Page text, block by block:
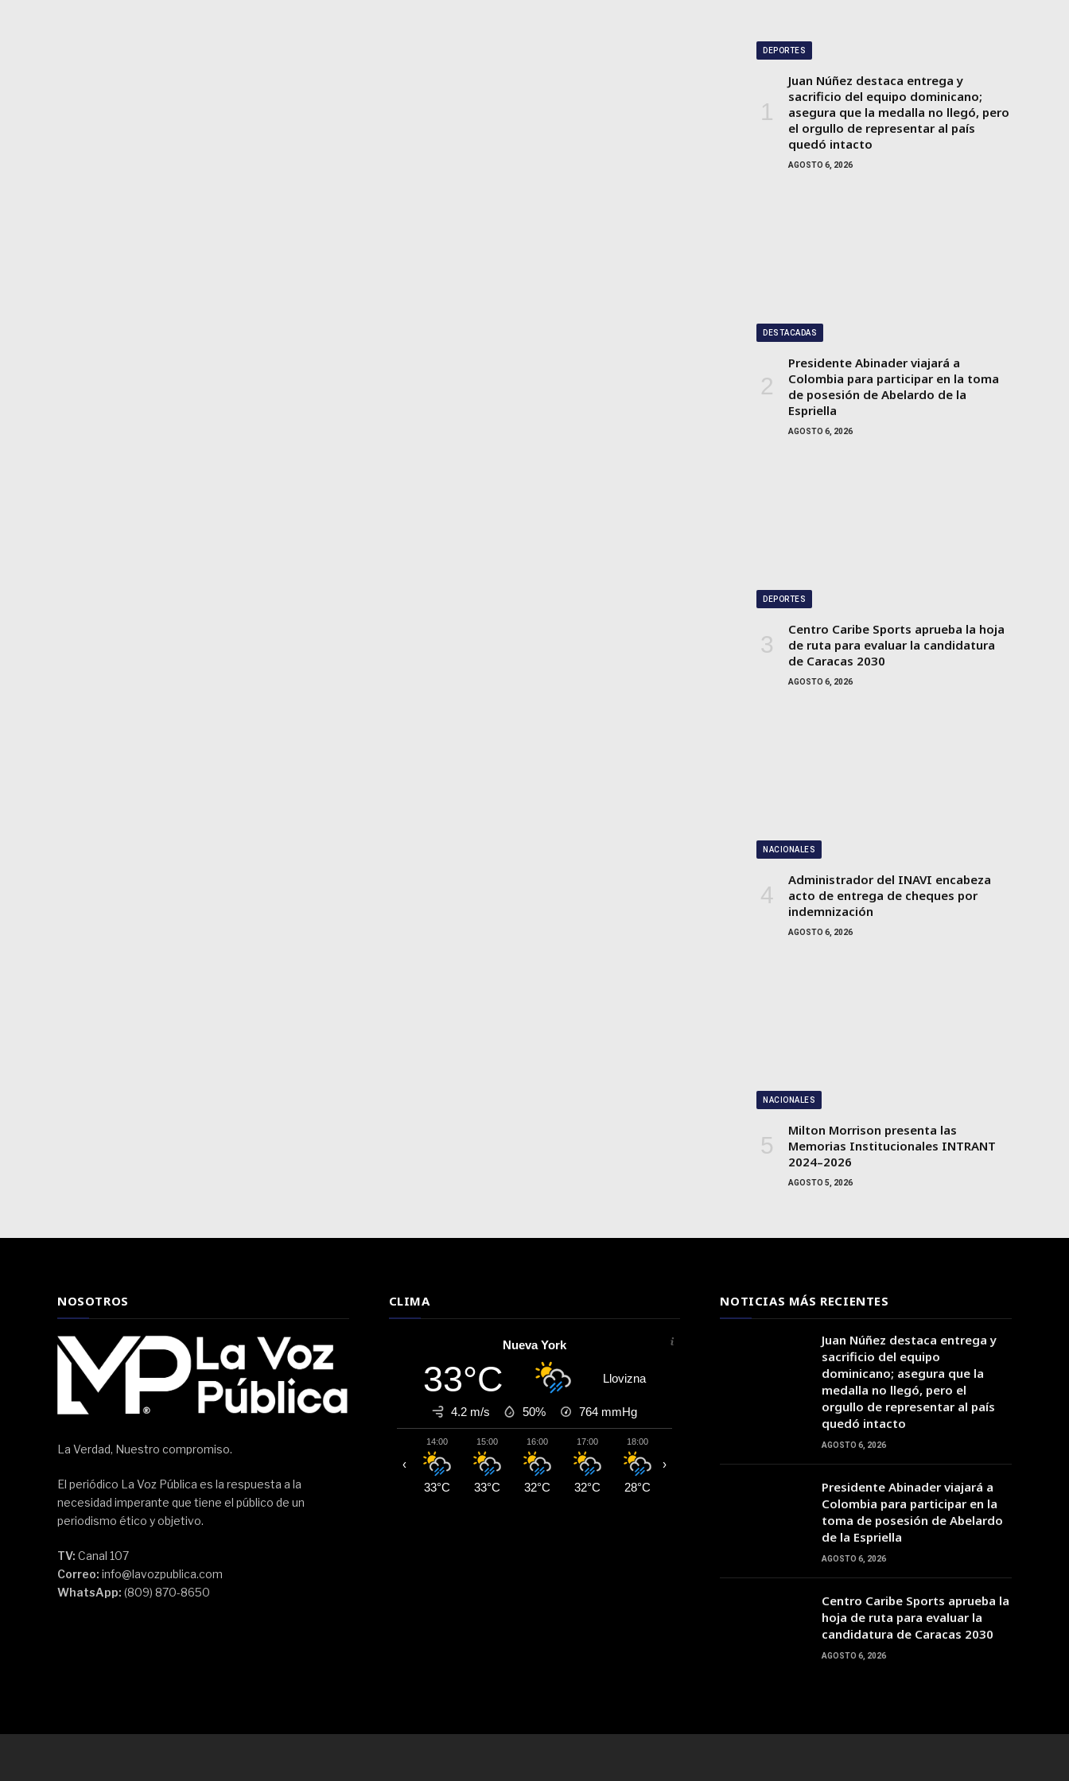
DEPORTES
Juan Núñez destaca entrega y
sacrificio del equipo dominicano;
asegura que la medalla no llegó, pero
el orgullo de representar al país
quedó intacto
AGOSTO 6, 2026
DESTACADAS
Presidente Abinader viajará a
Colombia para participar en la toma
de posesión de Abelardo de la
Espriella
AGOSTO 6, 2026
DEPORTES
Centro Caribe Sports aprueba la hoja
de ruta para evaluar la candidatura
de Caracas 2030
AGOSTO 6, 2026
NACIONALES
Administrador del INAVI encabeza
acto de entrega de cheques por
indemnización
AGOSTO 6, 2026
NACIONALES
Milton Morrison presenta las
Memorias Institucionales INTRANT
2024–2026
AGOSTO 5, 2026
NOSOTROS
La Verdad, Nuestro compromiso.
El periódico La Voz Pública es la respuesta a la
necesidad imperante que tiene el público de un
periodismo ético y objetivo.
TV: Canal 107
Correo: info@lavozpublica.com
WhatsApp: (809) 870-8650
CLIMA
Nueva York
33°C Llovizna
4.2 m/s 50% 764 mmHg
14:00
33°C
15:00
33°C
16:00
32°C
17:00
32°C
18:00
28°C
22:00
26°C
23:00
26°C 25°C 25°C
‹ ›
NOTICIAS MÁS RECIENTES
Juan Núñez destaca entrega y
sacrificio del equipo
dominicano; asegura que la
medalla no llegó, pero el
orgullo de representar al país
quedó intacto
AGOSTO 6, 2026
Presidente Abinader viajará a
Colombia para participar en la
toma de posesión de Abelardo
de la Espriella
AGOSTO 6, 2026
Centro Caribe Sports aprueba la
hoja de ruta para evaluar la
candidatura de Caracas 2030
AGOSTO 6, 2026